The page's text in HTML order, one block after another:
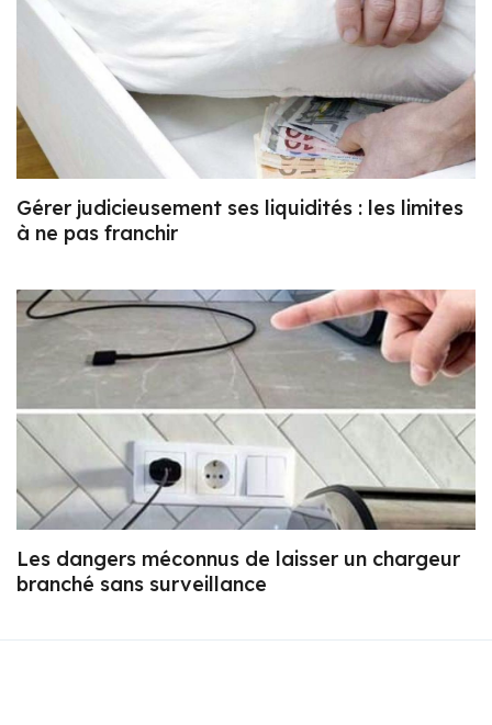
Gérer judicieusement ses liquidités : les limites
à ne pas franchir
Les dangers méconnus de laisser un chargeur
branché sans surveillance